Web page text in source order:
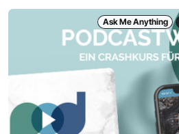
Ask Me Anything